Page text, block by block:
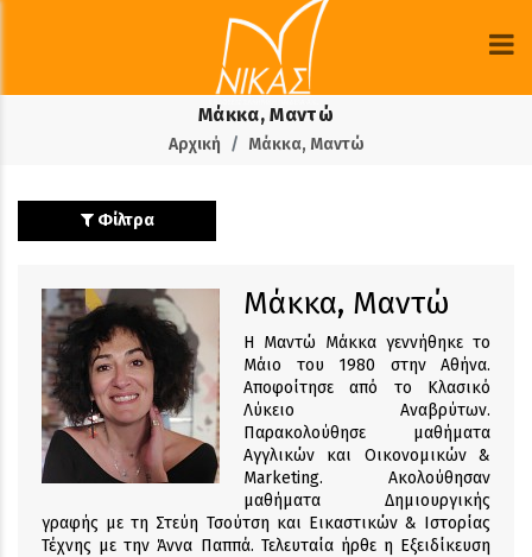
Μάκκα, Μαντώ
Αρχική Μάκκα, Μαντώ
Φίλτρα
Μάκκα, Μαντώ
Η Μαντώ Μάκκα γεννήθηκε το
Μάιο του 1980 στην Αθήνα.
Αποφοίτησε από το Κλασικό
Λύκειο Αναβρύτων.
Παρακολούθησε μαθήματα
Αγγλικών και Οικονομικών &
Marketing. Ακολούθησαν
μαθήματα Δημιουργικής
γραφής με τη Στεύη Τσούτση και Εικαστικών & Ιστορίας
Τέχνης με την Άννα Παππά. Τελευταία ήρθε η Εξειδίκευση